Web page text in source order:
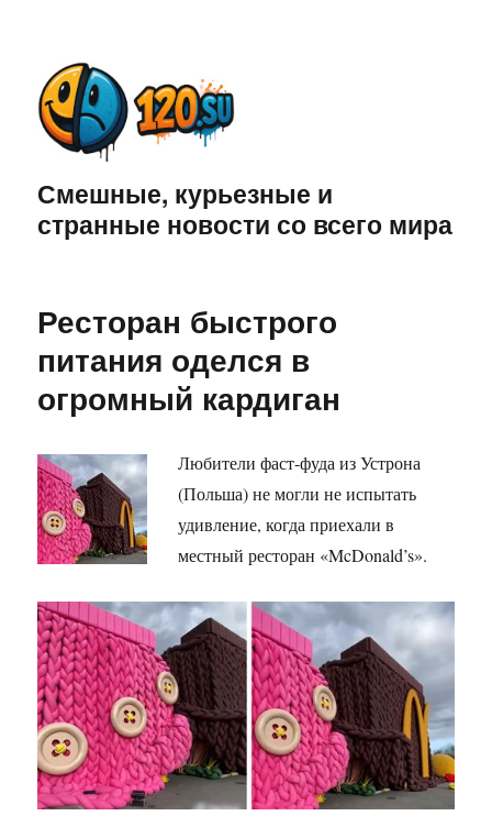
Смешные, курьезные и
странные новости со всего мира
Ресторан быстрого
питания оделся в
огромный кардиган
Любители фаст-фуда из Устрона
(Польша) не могли не испытать
удивление, когда приехали в
местный ресторан «McDonald’s».